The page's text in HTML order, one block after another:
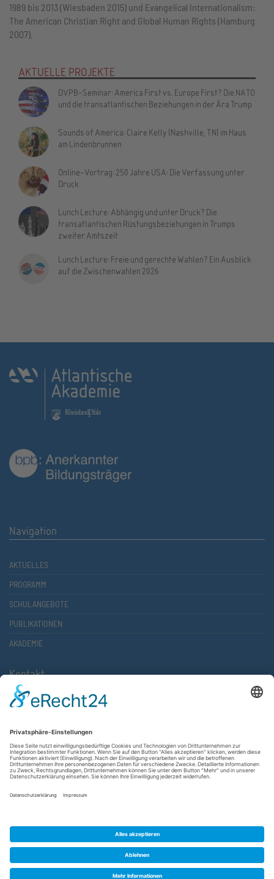
1989 bis 2013 (Wiesbaden 2015) und Evangelical Internationalism:
The American Christian Right and Global Human Rights (Hamburg
2007).
AKTUELLE PROJEKTE
DVPB-Seminar: America First vs. Europe First? Die NATO
und die transatlantischen Beziehungen in der Ära Trump
Sounds of America: Claire Kelly (Nashville, TN) im Haus
am Lindenbrunnen
Online-Vortrag: 250 Jahre USA: Die Verfassung unter
Druck
Lunch Lecture: Abhängig und unter Druck? Die
transatlantischen Rüstungsbeziehungen in Trumps
zweiter Amtszeit
Lunch Lecture: Freie und gerechte Wahlen? Ein Ausblick
auf die Zwischenwahlen 2026
Navigation
AKTUELLES
PROGRAMM
SCHULANGEBOTE
PUBLIKATIONEN
AKADEMIE
Kontakt
Atlantische Akademie Rheinland-Pfalz e.V.
67657 Kaiserslautern
FON 0631 36610-0
FAX 0631 36610-15
©2026 Atlantische Akademie Rheinland-Pfalz e. V. |
Datenschutzerklärung|AGB
Cookie-Einstellungen